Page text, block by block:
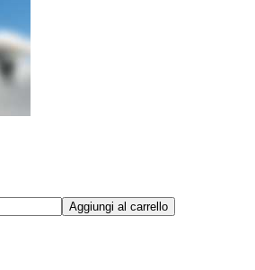
Aggiungi al carrello